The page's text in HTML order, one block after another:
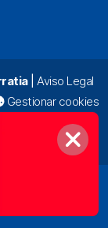
| Aviso Legal
Gestionar cookies
|